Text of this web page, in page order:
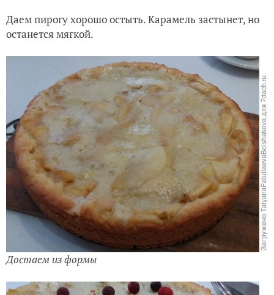
Даем пирогу хорошо остыть. Карамель застынет, но
останется мягкой.
Достаем из формы